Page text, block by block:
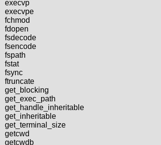
execvp
execvpe
fchmod
fdopen
fsdecode
fsencode
fspath
fstat
fsync
ftruncate
get_blocking
get_exec_path
get_handle_inheritable
get_inheritable
get_terminal_size
getcwd
getcwdb